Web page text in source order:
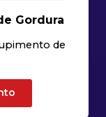
Gordura
de